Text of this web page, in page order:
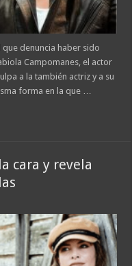
denuncia haber sido
Campomanes, el actor
a la también actriz y a su
forma en la que …
cara y revela